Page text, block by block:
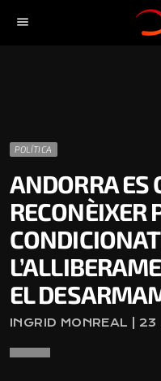
menu
POLÍTICA
ANDORRA ES
RECONÈIXER
EL
INGRID MONREAL |